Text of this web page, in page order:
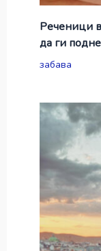
Реченици
да ги
забава